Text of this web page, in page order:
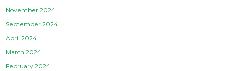
November 2024
September 2024
April 2024
March 2024
February 2024